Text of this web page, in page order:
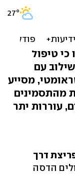
טיפול
עם
מסייע
מהתסמינים
עוררות יתר
דרך
הדסה